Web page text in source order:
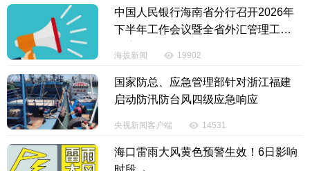
恩负义。
特朗普称美对伊海上封锁或持续至九月
特朗普还表示，美国对伊朗的海上封锁可能会持
续到美国劳动节，即今年9月7日。
特朗普说：“我不知道。我是说，我觉得可能会
（持续封锁到劳动节），但我认为可能性不大。我觉
得我们会达成协议。我认为这个问题会很快解决。”
中国人民银行海南省分行召开2026年
下半年工作会议暨全省外汇管理工作
海拔新闻 19902
国家防总、应急管理部针对浙江福建
启动防汛防台风四级应急响应
央视新闻客户端 14531
海口雷雨大风黄色预警生效！6日影响